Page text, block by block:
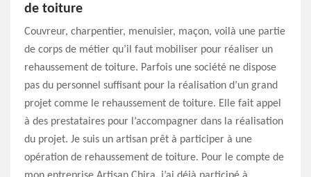
de toiture
Couvreur, charpentier, menuisier, maçon, voilà une partie
de corps de métier qu’il faut mobiliser pour réaliser un
rehaussement de toiture. Parfois une société ne dispose
pas du personnel suffisant pour la réalisation d’un grand
projet comme le rehaussement de toiture. Elle fait appel
à des prestataires pour l’accompagner dans la réalisation
du projet. Je suis un artisan prêt à participer à une
opération de rehaussement de toiture. Pour le compte de